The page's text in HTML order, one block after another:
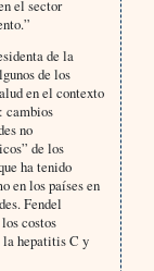
el sector
de la
de los
en el contexto
cambios
no
de los
ha tenido
en los países en
Fendel
costos
la hepatitis C y